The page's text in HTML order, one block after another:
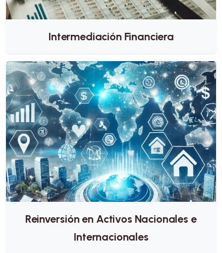
Intermediación Financiera
Reinversión en Activos Nacionales e
Internacionales